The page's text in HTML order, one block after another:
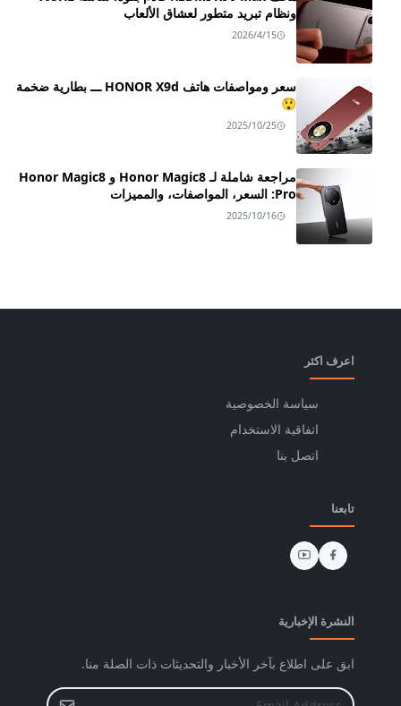
ونظام تبريد متطور لعشاق الألعاب
2026/4/15
سعر ومواصفات هاتف HONOR X9d ـــ بطارية ضخمة
😲
2025/10/25
مراجعة شاملة لـ Honor Magic8 و Honor Magic8
Pro: السعر، المواصفات، والمميزات
2025/10/16
اعرف اكثر
سياسة الخصوصية
اتفاقية الاستخدام
اتصل بنا
تابعنا
النشرة الإخبارية
ابق على اطلاع بآخر الأخبار والتحديثات ذات الصلة منا.